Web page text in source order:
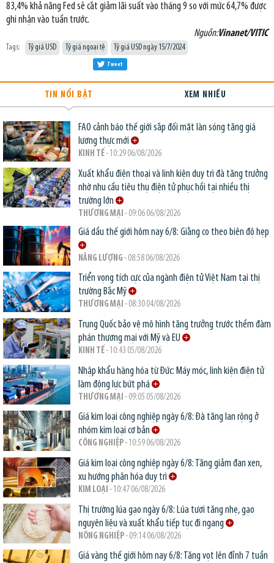
83,4% khả năng Fed sẽ cắt giảm lãi suất vào tháng 9 so với mức 64,7% được
ghi nhận vào tuần trước.
Nguồn:Vinanet/VITIC
Tags: Tỷ giá USD Tỷ giá ngoại tệ Tỷ giá USD ngày 15/7/2024
Tweet
TIN NỔI BẬT XEM NHIỀU
FAO cảnh báo thế giới sắp đối mặt làn sóng tăng giá
lương thực mới
KINH TẾ- 10:29 06/08/2026
Xuất khẩu điện thoại và linh kiện duy trì đà tăng trưởng
nhờ nhu cầu tiêu thụ điện tử phục hồi tại nhiều thị
trường lớn
THƯƠNG MẠI - 09:06 06/08/2026
Giá dầu thế giới hôm nay 6/8: Giằng co theo biên độ hẹp
NĂNG LƯỢNG - 08:58 06/08/2026
Triển vọng tích cực của ngành điện tử Việt Nam tại thị
trường Bắc Mỹ
THƯƠNG MẠI - 08:30 04/08/2026
Trung Quốc bảo vệ mô hình tăng trưởng trước thềm đàm
phán thương mại với Mỹ và EU
KINH TẾ- 10:43 05/08/2026
Nhập khẩu hàng hóa từ Đức: Máy móc, linh kiện điện tử
làm động lực bứt phá
THƯƠNG MẠI - 09:05 05/08/2026
Giá kim loại công nghiệp ngày 6/8: Đà tăng lan rộng ở
nhóm kim loại cơ bản
CÔNG NGHIỆP- 10:59 06/08/2026
Giá kim loại công nghiệp ngày 6/8: Tăng giảm đan xen,
xu hướng phân hóa duy trì
KIM LOẠI - 10:47 06/08/2026
Thị trường lúa gạo ngày 6/8: Lúa tươi tăng nhẹ, gạo
nguyên liệu và xuất khẩu tiếp tục đi ngang
NÔNG NGHIỆP- 09:14 06/08/2026
Giá vàng thế giới hôm nay 6/8: Tăng vọt lên đỉnh 7 tuần